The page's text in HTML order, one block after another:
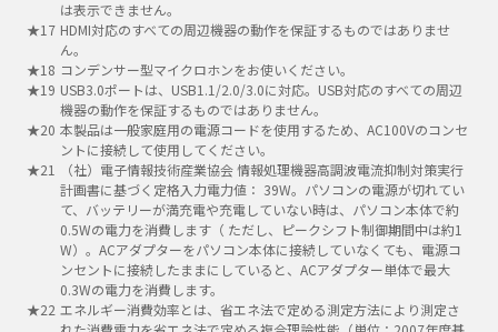
は表示できません。
HDMI対応のすべての周辺機器の動作を保証するものではありませ
ん。
コンデンサー型マイクロホンをお使いください。
USB3.0ポートは、USB1.1/2.0/3.0に対応。USB対応のすべての周辺
機器の動作を保証するものではありません。
本製品は一般家庭用の電源コードを使用するため、AC100Vのコンセ
ントに接続して使用してください。
（社）電子情報技術産業協会 情報処理機器高調波電流抑制対策実行
計画書に基づく定格入力電力値： 39W。パソコンの電源が切れてい
て、バッテリーが満充電や充電していない時は、パソコン本体で約
0.5Wの電力を消費します（ ただし、ピークシフト制御期間中は約1
W）。ACアダプターをパソコン本体に接続していなくても、電源コ
ンセントに接続したままにしていると、ACアダプター単体で最大
0.3Wの電力を消費します。
エネルギー消費効率とは、省エネ法で定める測定方法により測定さ